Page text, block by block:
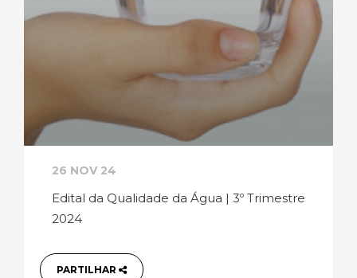
26 NOV 24
Edital da Qualidade da Água | 3º Trimestre
2024
PARTILHAR